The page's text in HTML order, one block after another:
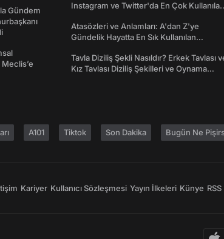
Gündem
Instagram ve Twitter'da En Çok Kullanılan
Atasözleri ve Anlamları: A'dan Z'ye
Gündelik Hayatta En Sık Kullanılan
Tavla Diziliş Şekli Nasıldır? Erkek Tavlası
Kız Tavlası Diziliş Şekilleri ve Oynama
A101 Tiktok Son Dakika Bugün Ne
Kariyer Kullanıcı Sözleşmesi Yayın İlkeleri Künye RSS